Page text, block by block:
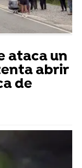
ataca un
abrir
de